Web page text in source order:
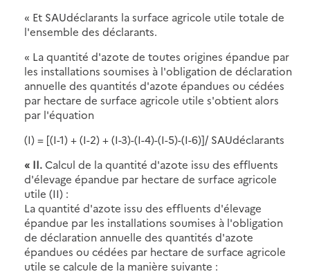
« Et SAUdéclarants la surface agricole utile totale de
l'ensemble des déclarants.
« La quantité d'azote de toutes origines épandue par
les installations soumises à l'obligation de déclaration
annuelle des quantités d'azote épandues ou cédées
par hectare de surface agricole utile s'obtient alors
par l'équation
(I) = [(I-1) + (I-2) + (I-3)-(I-4)-(I-5)-(I-6)]/ SAUdéclarants
« II.Calcul de la quantité d'azote issu des effluents
d'élevage épandue par hectare de surface agricole
utile (II) :
La quantité d'azote issu des effluents d'élevage
épandue par les installations soumises à l'obligation
de déclaration annuelle des quantités d'azote
épandues ou cédées par hectare de surface agricole
utile se calcule de la manière suivante :